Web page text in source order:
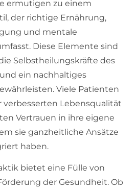
ermutigen zu einem
der richtige Ernährung,
und mentale
Diese Elemente sind
Selbstheilungskräfte des
ein nachhaltiges
Viele Patienten
verbesserten Lebensqualität
Vertrauen in ihre eigene
sie ganzheitliche Ansätze
haben.
bietet eine Fülle von
der Gesundheit. Ob